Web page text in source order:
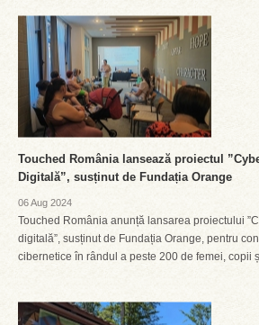
Touched România lansează proiectul
Digitală”, susținut de Fundația Orange
06 Aug 2024
Touched România anunță lansarea proiectului
digitală”, susținut de Fundația Orange, pentru
cibernetice în rândul a peste 200 de femei, copii